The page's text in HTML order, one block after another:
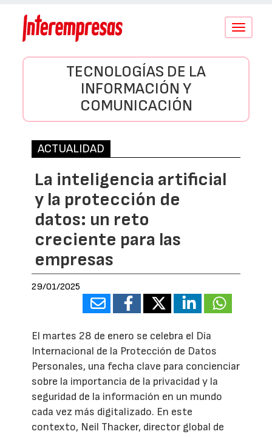
Conmutar
TECNOLOGÍAS DE LA
INFORMACIÓN Y
COMUNICACIÓN
ACTUALIDAD
La inteligencia artificial
y la protección de
datos: un reto
creciente para las
empresas
29/01/2025
El martes 28 de enero se celebra el Día
Internacional de la Protección de Datos
Personales, una fecha clave para concienciar
sobre la importancia de la privacidad y la
seguridad de la información en un mundo
cada vez más digitalizado. En este
contexto, Neil Thacker, director global de